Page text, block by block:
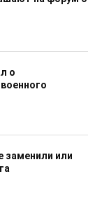
о
заменили или